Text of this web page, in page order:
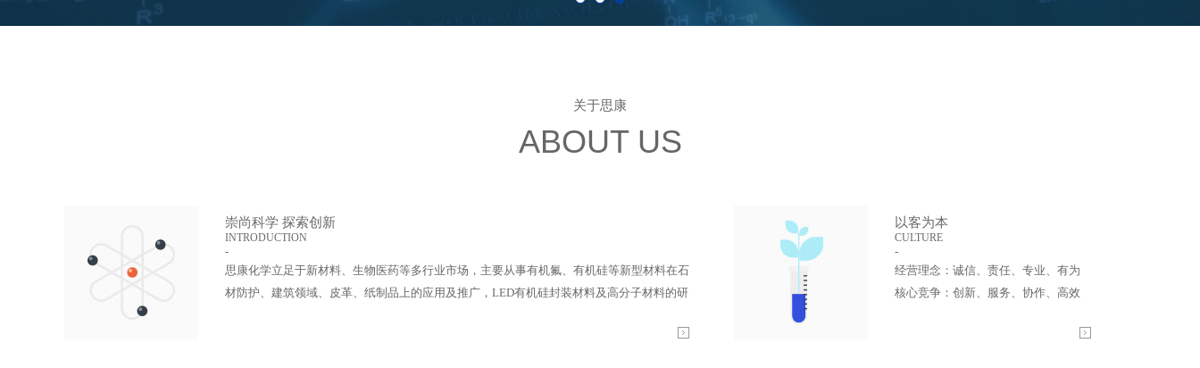
关于思康
ABOUT US
崇尚科学 探索创新
INTRODUCTION
-
思康化学立足于新材料、生物医药等多行业市场，主要从事有机氟、有机硅等新型材料在石
材防护、建筑领域、皮革、纸制品上的应用及推广，LED有机硅封装材料及高分子材料的研
以客为本
CULTURE
-
经营理念：诚信、责任、专业、有为
核心竞争：创新、服务、协作、高效